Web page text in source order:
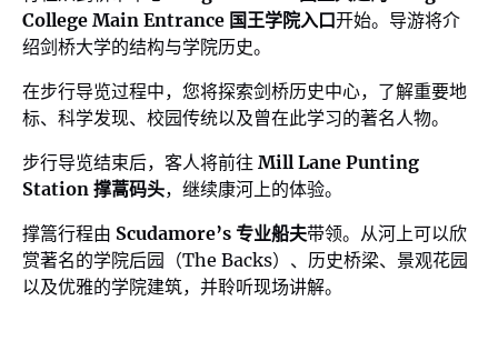
College Main Entrance 国王学院入口开始。导游将介
绍剑桥大学的结构与学院历史。
在步行导览过程中，您将探索剑桥历史中心，了解重要地
标、科学发现、校园传统以及曾在此学习的著名人物。
步行导览结束后，客人将前往 Mill Lane Punting
Station 撑蒿码头，继续康河上的体验。
撑篙行程由 Scudamore’s 专业船夫带领。从河上可以欣
赏著名的学院后园（The Backs）、历史桥梁、景观花园
以及优雅的学院建筑，并聆听现场讲解。